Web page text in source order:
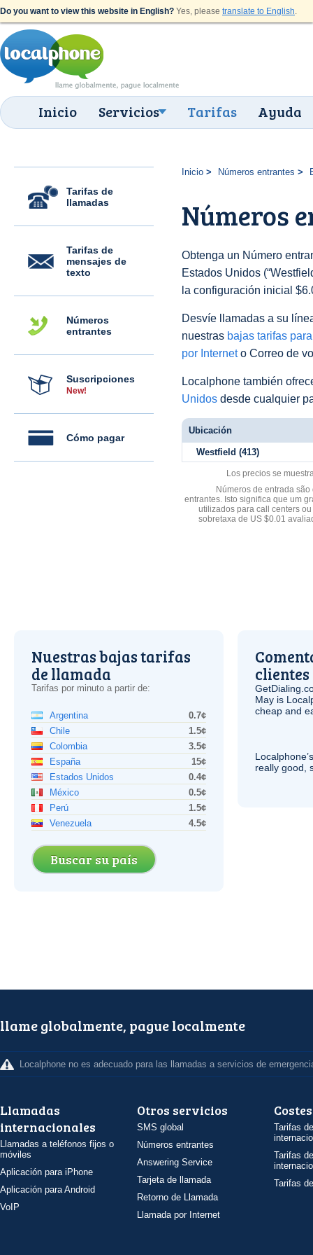
Do you want to view this website in English? Yes, please translate to English.
Inicio Servicios Tarifas Ayuda
Tarifas de
llamadas
Tarifas de
mensajes de
texto
Números
entrantes
Suscripciones
New!
Cómo pagar
Inicio Números entrantes
Números
Obtenga un Número
Estados Unidos
la configuración inicial
Desvíe llamadas a su
nuestras bajas tarifas
por Interneto Correo de
Localphone también
Unidos desde cualquier
Ubicación
Westfield (413)
Los precios se
Números de entrada
entrantes. Isto significa que um
utilizados para call centers
sobretaxa de US $0.01
Nuestras bajas tarifas
de llamada
Tarifas por minuto a partir de:
Argentina
0.7¢
Chile
1.5¢
Colombia
3.5¢
España
15¢
Estados Unidos
0.4¢
México
0.5¢
Perú
1.5¢
Venezuela
4.5¢
Buscar su país
clientes
May is
cheap and
really good,
llame globalmente, pague localmente
Localphone no es adecuado para las llamadas a servicios de
Llamadas
internacionales
Llamadas a teléfonos fijos o
móviles
Aplicación para iPhone
Aplicación para Android
VoIP
Otros servicios
SMS global
Números entrantes
Answering Service
Tarjeta de llamada
Retorno de Llamada
Llamada por Internet
Costes
Tarifas
Tarifas
Tarifas